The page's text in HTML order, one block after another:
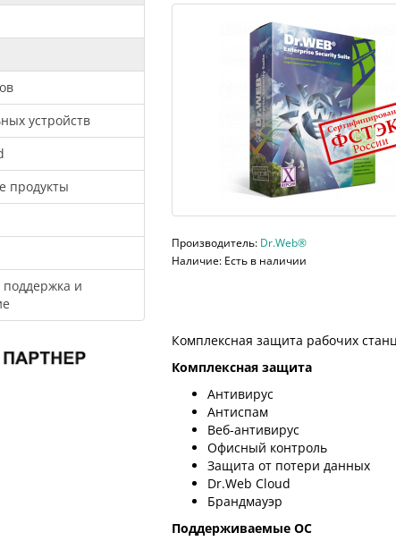
устройств
продукты
поддержка и
Производитель: Dr.Web®
Наличие: Есть в наличии
Комплексная защита рабочих
Комплексная защита
Антивирус
Антиспам
Веб-антивирус
Офисный контроль
Защита от потери данных
Dr.Web Cloud
Брандмауэр
Поддерживаемые ОС